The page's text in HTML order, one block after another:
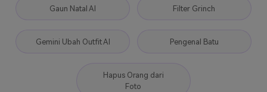
Gaun Natal AI Filter Grinch
Gemini Ubah Outfit AI Pengenal Batu
Hapus Orang dari
Foto